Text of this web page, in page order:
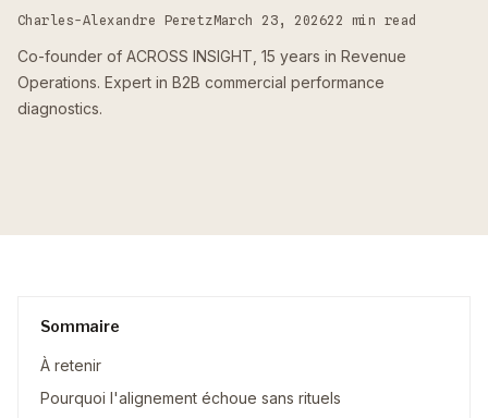
Charles-Alexandre PeretzMarch 23, 202622 min read
Co-founder of ACROSS INSIGHT, 15 years in Revenue
Operations. Expert in B2B commercial performance
diagnostics.
Sommaire
À retenir
Pourquoi l'alignement échoue sans rituels